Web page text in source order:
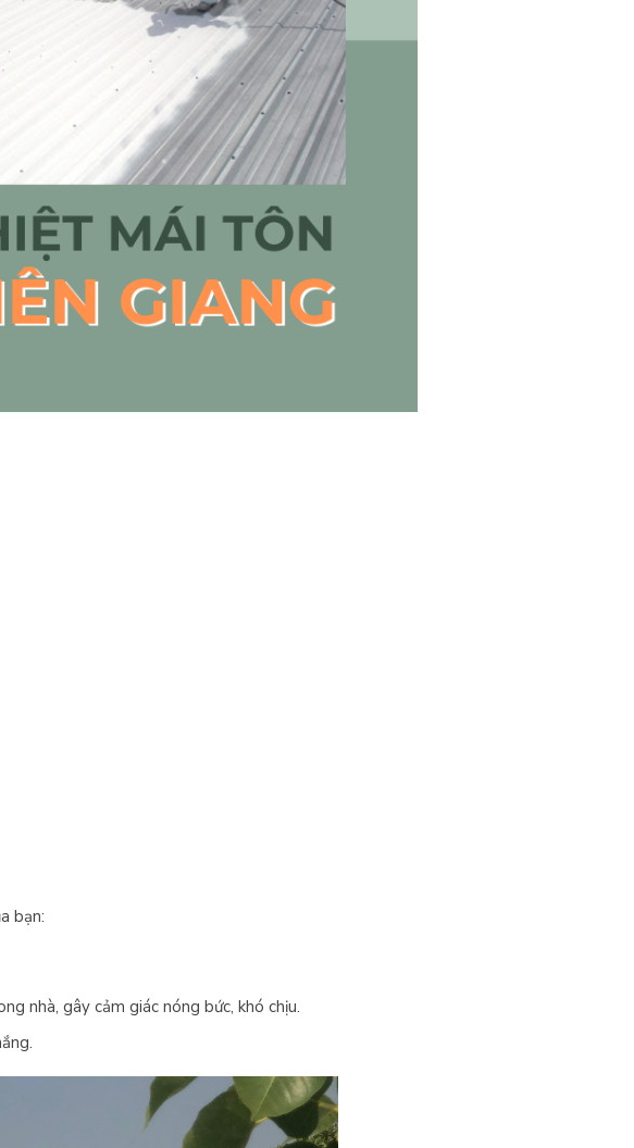
bạn:
nhà, gây cảm giác nóng bức, khó chịu.